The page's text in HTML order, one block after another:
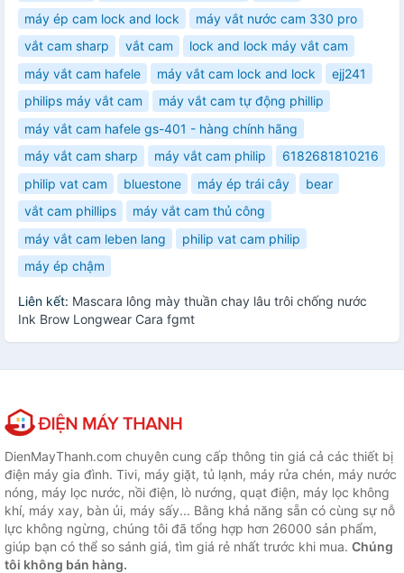
máy ép cam lock and lock
máy vắt nước cam 330 pro
vắt cam sharp
vắt cam
lock and lock máy vắt cam
máy vắt cam hafele
máy vắt cam lock and lock
ejj241
philips máy vắt cam
máy vắt cam tự động phillip
máy vắt cam hafele gs-401 - hàng chính hãng
máy vắt cam sharp
máy vắt cam philip
6182681810216
philip vat cam
bluestone máy ép trái cây
bear
vắt cam phillips
máy vắt cam thủ công
máy vắt cam leben lang
philip vat cam philip
máy ép chậm
Liên kết: Mascara lông mày thuần chay lâu trôi chống nước
Ink Brow Longwear Cara fgmt
DienMayThanh.com chuyên cung cấp thông tin giá cả các thiết bị
điện máy gia đình. Tivi, máy giặt, tủ lạnh, máy rửa chén, máy nước
nóng, máy lọc nước, nồi điện, lò nướng, quạt điện, máy lọc không
khí, máy xay, bàn ủi, máy sấy... Bằng khả năng sẵn có cùng sự nỗ
lực không ngừng, chúng tôi đã tổng hợp hơn 26000 sản phẩm,
giúp bạn có thể so sánh giá, tìm giá rẻ nhất trước khi mua. Chúng
tôi không bán hàng.